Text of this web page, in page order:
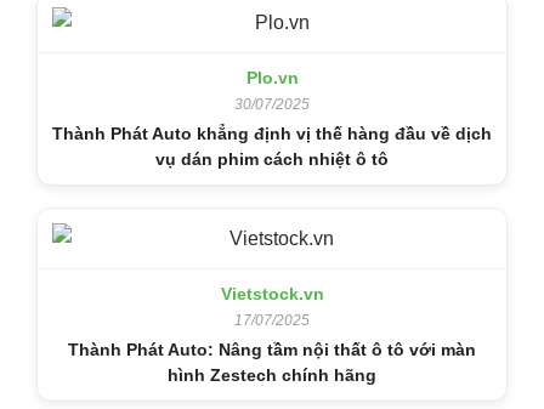
Plo.vn
30/07/2025
Thành Phát Auto khẳng định vị thế hàng đầu về dịch
vụ dán phim cách nhiệt ô tô
Vietstock.vn
17/07/2025
Thành Phát Auto: Nâng tầm nội thất ô tô với màn
hình Zestech chính hãng